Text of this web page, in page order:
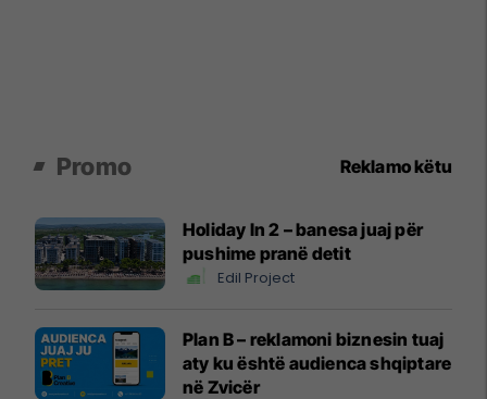
Promo Reklamo këtu
Holiday In 2 – banesa juaj për
pushime pranë detit
Edil Project
Plan B – reklamoni biznesin tuaj
aty ku është audienca shqiptare
në Zvicër